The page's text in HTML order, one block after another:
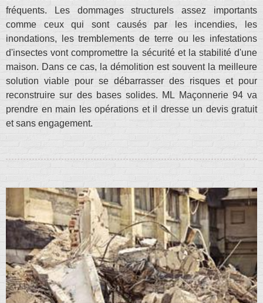
fréquents. Les dommages structurels assez importants
comme ceux qui sont causés par les incendies, les
inondations, les tremblements de terre ou les infestations
d'insectes vont compromettre la sécurité et la stabilité d'une
maison. Dans ce cas, la démolition est souvent la meilleure
solution viable pour se débarrasser des risques et pour
reconstruire sur des bases solides. ML Maçonnerie 94 va
prendre en main les opérations et il dresse un devis gratuit
et sans engagement.